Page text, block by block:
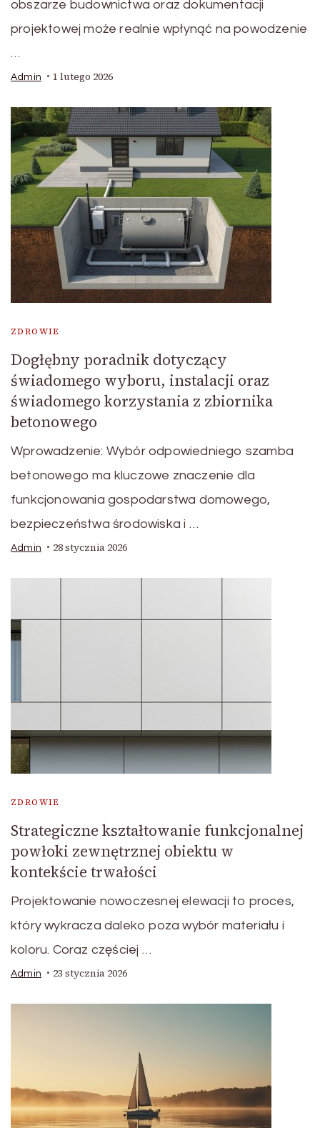
obszarze budownictwa oraz dokumentacji
projektowej może realnie wpłynąć na powodzenie
…
Admin 1 lutego 2026
ZDROWIE
Dogłębny poradnik dotyczący
świadomego wyboru, instalacji oraz
świadomego korzystania z zbiornika
betonowego
Wprowadzenie: Wybór odpowiedniego szamba
betonowego ma kluczowe znaczenie dla
funkcjonowania gospodarstwa domowego,
bezpieczeństwa środowiska i …
Admin 28 stycznia 2026
ZDROWIE
Strategiczne kształtowanie funkcjonalnej
powłoki zewnętrznej obiektu w
kontekście trwałości
Projektowanie nowoczesnej elewacji to proces,
który wykracza daleko poza wybór materiału i
koloru. Coraz częściej …
Admin 23 stycznia 2026